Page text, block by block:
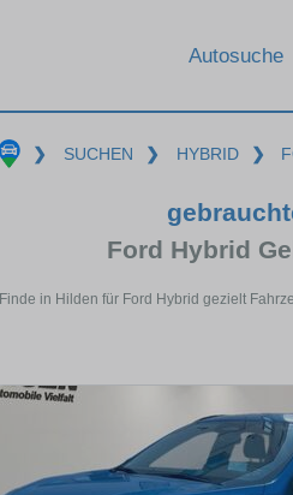
Autosuche
❯ SUCHEN ❯ HYBRID ❯
Ford Hybrid
Finde in Hilden für Ford Hybrid gezielt